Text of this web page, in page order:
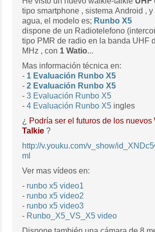
tipo smartphone , sistema Android , y resistente al
agua, el modelo es; Runbo X5
dispone de un Radiotelefono
tipo PMR de radio en la banda UHF
MHz , con 1 Watio...
Mas información técnica en:
- 1 Evaluación Runbo X5
-2 Evaluación Runbo X5
-3 Evaluación Runbo X5
-4 Evaluación Runbo X5 ingles
¿ Podría ser el futuros de los nuevos
Talkie ?
http://v.youku.com/v_show/
ml
Ver mas vídeos en:
- runbo x5 video1
- runbo x5 video2
- runbo x5 video3
- Runbo_X5_VS_X5 video